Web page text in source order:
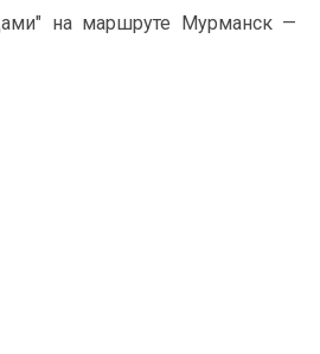
на маршруте Мурманск —